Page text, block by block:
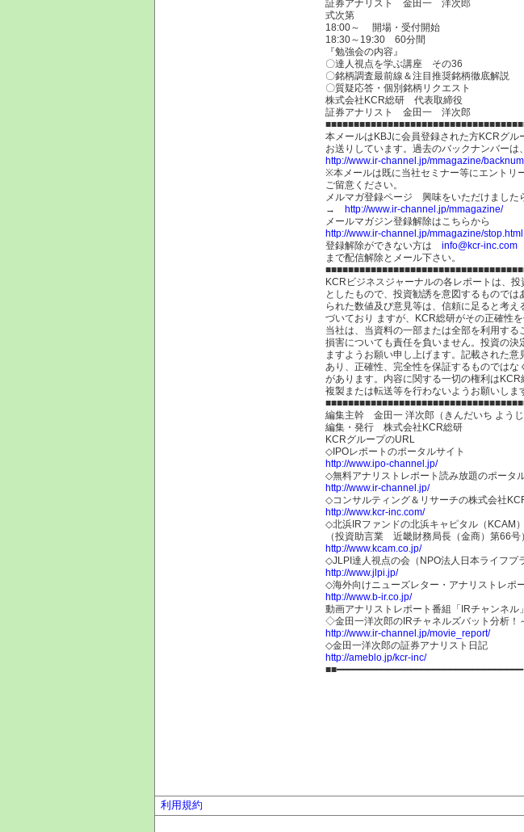
証券アナリスト 金田一 洋次郎
式次第
18:00～ 開場・受付開始
18:30～19:30 60分間
『勉強会の内容』
〇達人視点を学ぶ講座 その36
〇銘柄調査最前線＆注目推奨銘柄徹底解
〇質疑応答・個別銘柄リクエスト
株式会社KCR総研 代表取締役
証券アナリスト 金田一 洋次郎
本メールはKBJに会員登録された方KCRグル
お送りしています。過去のバックナンバーは
http://www.ir-channel.jp/mmagazine/
※本メールは既に当社セミナー等にエントリ
ご留意ください。
メルマガ登録ページ 興味をいただけました
→ http://www.ir-channel.jp/mmagazine/
メールマガジン登録解除はこちらから
http://www.ir-channel.jp/mmagazine/stop.html
登録解除ができない方は info@kcr-inc.com
まで配信解除とメール下さい。
KCRビジネスジャーナルの各レポートは、
としたもので、投資勧誘を意図するもので
られた数値及び意見等は、信頼に足ると考
づいており ますが、KCR総研がその正確性
当社は、当資料の一部または全部を利用する
損害についても責任を負いません。投資の
ますようお願い申し上げます。記載された
あり、正確性、完全性を保証するものではな
があります。内容に関する一切の権利はKCR
複製または転送等を行わないようお願いしま
編集主幹 金田一 洋次郎（きんだいち ようじ
編集・発行 株式会社KCR総研
KCRグループのURL
◇IPOレポートのポータルサイト
http://www.ipo-channel.jp/
◇無料アナリストレポート読み放題のポータ
http://www.ir-channel.jp/
◇コンサルティング＆リサーチの株式会社
http://www.kcr-inc.com/
◇北浜IRファンドの北浜キャピタル（KCAM）
（投資助言業 近畿財務局長（金商）第66号）
http://www.kcam.co.jp/
◇JLPI達人視点の会（NPO法人日本ライフプ
http://www.jlpi.jp/
◇海外向けニューズレター・アナリストレポ
http://www.b-ir.co.jp/
動画アナリストレポート番組「IRチャンネル」
◇金田一洋次郎のIRチャネルズバット分析！
http://www.ir-channel.jp/movie_report/
◇金田一洋次郎の証券アナリスト日記
http://ameblo.jp/kcr-inc/
■■━━━━━━━━━━━━━━━━━━━━━━━━━━━━━━━━━
利用規約